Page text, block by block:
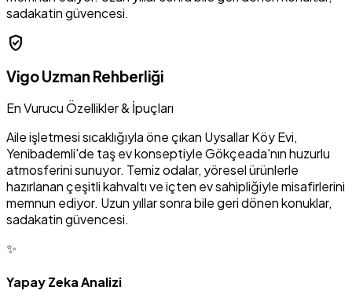
sadakatin güvencesi.
verified_user
Vigo Uzman Rehberliği
En Vurucu Özellikler & İpuçları
Aile işletmesi sıcaklığıyla öne çıkan Uysallar Köy Evi,
Yenibademli'de taş ev konseptiyle Gökçeada'nın huzurlu
atmosferini sunuyor. Temiz odalar, yöresel ürünlerle
hazırlanan çeşitli kahvaltı ve içten ev sahipliğiyle misafirlerini
memnun ediyor. Uzun yıllar sonra bile geri dönen konuklar,
sadakatin güvencesi.
✨
Yapay Zeka Analizi